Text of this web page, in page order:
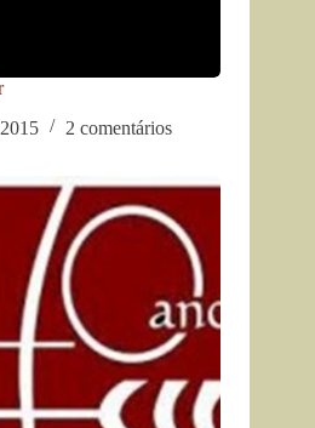
2 comentários